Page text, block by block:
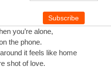
you’re alone,
the phone.
it feels like home
shot of love.